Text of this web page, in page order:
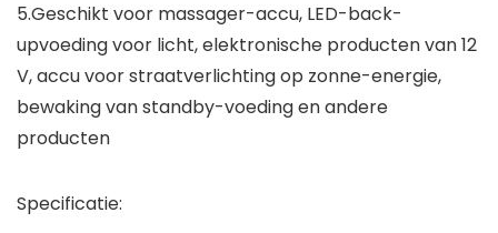
5.Geschikt voor massager-accu, LED-back-
upvoeding voor licht, elektronische producten van 12
V, accu voor straatverlichting op zonne-energie,
bewaking van standby-voeding en andere
producten
Specificatie: